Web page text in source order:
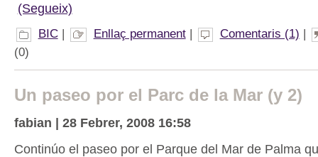
(Segueix)
BIC| Enllaç permanent| Comentaris (1)
(0)
Un paseo por el Parc de la Mar (y 2)
fabian | 28 Febrer, 2008 16:58
Continúo el paseo por el Parque del Mar de Palma